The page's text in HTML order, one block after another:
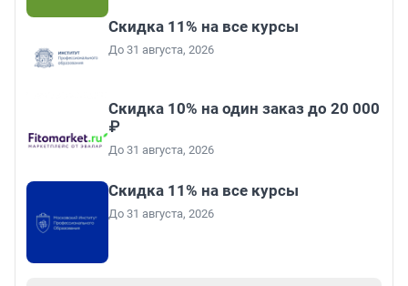
Скидка 11% на все курсы
До 31 августа, 2026
Скидка 10% на один заказ до 20 000
₽
До 31 августа, 2026
Скидка 11% на все курсы
До 31 августа, 2026